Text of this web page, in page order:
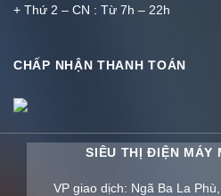
+ Thứ 2 – CN : Từ 7h – 22h
CHẤP NHẬN THANH TOÁN
SIÊU THỊ ĐIỆN MÁY
VP giao dịch: Ngã Ba La